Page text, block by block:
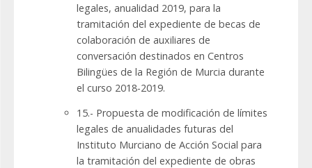
legales, anualidad 2019, para la
tramitación del expediente de becas de
colaboración de auxiliares de
conversación destinados en Centros
Bilingües de la Región de Murcia durante
el curso 2018-2019.
15.- Propuesta de modificación de límites
legales de anualidades futuras del
Instituto Murciano de Acción Social para
la tramitación del expediente de obras